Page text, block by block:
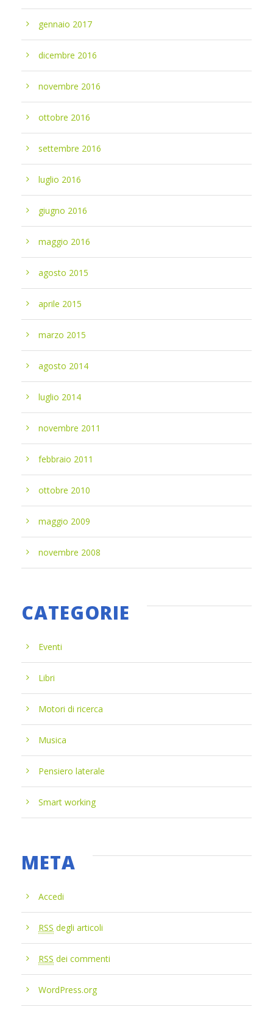
gennaio 2017
dicembre 2016
novembre 2016
ottobre 2016
settembre 2016
luglio 2016
giugno 2016
maggio 2016
agosto 2015
aprile 2015
marzo 2015
agosto 2014
luglio 2014
novembre 2011
febbraio 2011
ottobre 2010
maggio 2009
novembre 2008
CATEGORIE
Eventi
Libri
Motori di ricerca
Musica
Pensiero laterale
Smart working
META
Accedi
RSS degli articoli
RSS dei commenti
WordPress.org